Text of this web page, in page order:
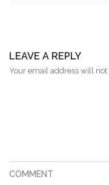
LEAVE A REPLY
Your email address will
COMMENT